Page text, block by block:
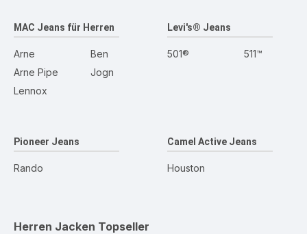
MAC Jeans für Herren
Arne
Arne Pipe
Lennox
Ben
Jogn
Levi's® Jeans
501® 511™
Pioneer Jeans
Rando
Camel Active Jeans
Houston
Herren Jacken Topseller